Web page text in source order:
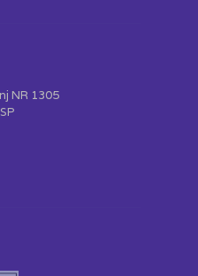
NR 1305